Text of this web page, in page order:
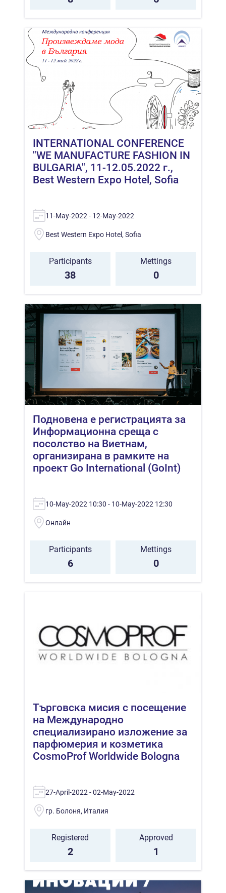
INTERNATIONAL CONFERENCE
"WE MANUFACTURE FASHION IN
BULGARIA", 11-12.05.2022 г.,
Best Western Expo Hotel, Sofia
11-May-2022 - 12-May-2022
Best Western Expo Hotel, Sofia
Participants
38
Mettings
0
Подновена е регистрацията за
Информационна среща с
посолство на Виетнам,
организирана в рамките на
проект Go International (GoInt)
10-May-2022 10:30 - 10-May-2022 12:30
Онлaйн
Participants
6
Mettings
0
Търговска мисия с посещение
на Международно
специализирано изложение за
парфюмерия и козметика
CosmoProf Worldwide Bologna
27-April-2022 - 02-May-2022
гр. Болоня, Италия
Registered
2
Approved
1